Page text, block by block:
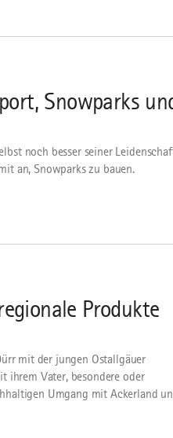
Snowparks
noch besser seiner
an, Snowparks zu bauen.
Produkte
mit der jungen Ostallgäuer
ihrem Vater, besondere oder
Umgang mit Ackerland